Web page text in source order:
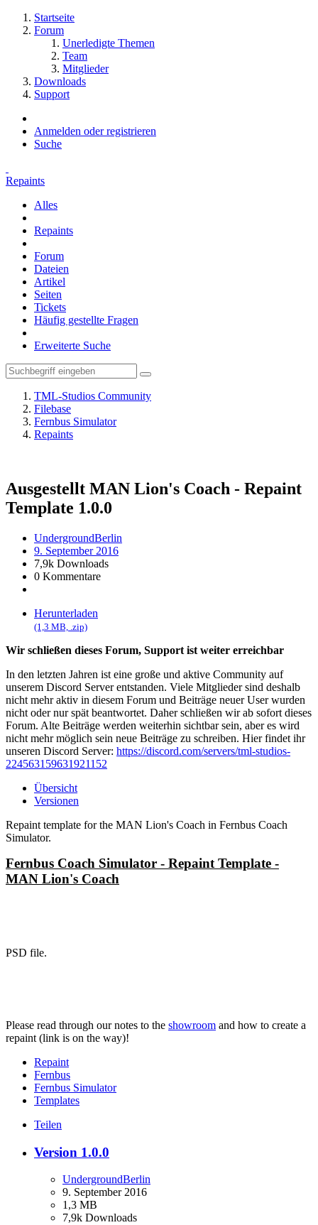
Startseite
Forum
Unerledigte Themen
Team
Mitglieder
Downloads
Support
Anmelden oder registrieren
Suche
Repaints
Alles
Repaints
Forum
Dateien
Artikel
Seiten
Tickets
Häufig gestellte Fragen
Erweiterte Suche
TML-Studios Community
Filebase
Fernbus Simulator
Repaints
Ausgestellt MAN Lion's Coach - Repaint
Template 1.0.0
UndergroundBerlin
9. September 2016
7,9k Downloads
0 Kommentare
Herunterladen
(1,3 MB, .zip)
Wir schließen dieses Forum, Support ist weiter erreichbar
In den letzten Jahren ist eine große und aktive Community auf
unserem Discord Server entstanden. Viele Mitglieder sind deshalb
nicht mehr aktiv in diesem Forum und Beiträge neuer User wurden
nicht oder nur spät beantwortet. Daher schließen wir ab sofort dieses
Forum. Alte Beiträge werden weiterhin sichtbar sein, aber es wird
nicht mehr möglich sein neue Beiträge zu schreiben. Hier findet ihr
unseren Discord Server: https://discord.com/servers/tml-studios-
224563159631921152
Übersicht
Versionen
Repaint template for the MAN Lion's Coach in Fernbus Coach
Simulator.
Fernbus Coach Simulator - Repaint Template -
MAN Lion's Coach
PSD file.
Please read through our notes to the showroom and how to create a
repaint (link is on the way)!
Repaint
Fernbus
Fernbus Simulator
Templates
Teilen
Version 1.0.0
UndergroundBerlin
9. September 2016
1,3 MB
7,9k Downloads